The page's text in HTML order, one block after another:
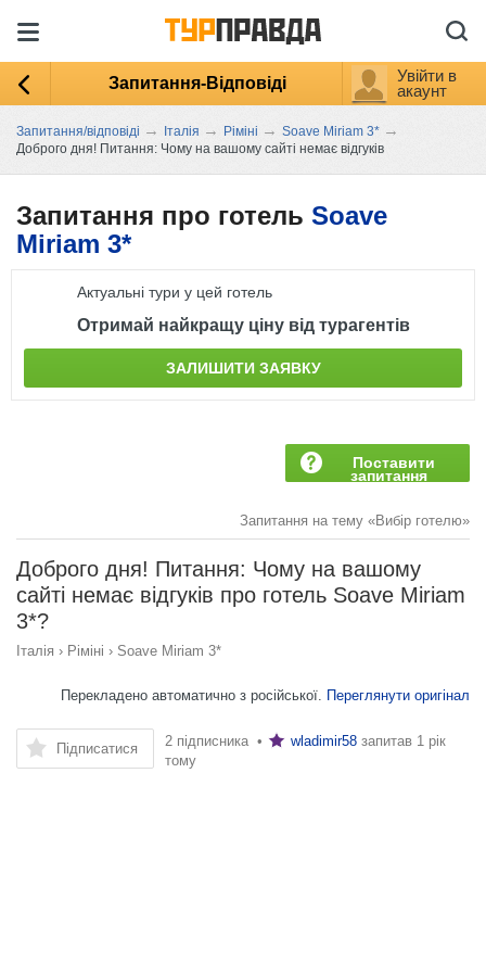
Запитання-Відповіді
Увійти в
акаунт
Запитання/відповіді → Італія → Ріміні → Soave Miriam 3* →
Доброго дня! Питання: Чому на вашому сайті немає відгуків
Запитання про готель Soave
Miriam 3*
Актуальні тури у цей готель
Отримай найкращу ціну від турагентів
ЗАЛИШИТИ ЗАЯВКУ
Поставити
запитання
Запитання на тему «Вибір готелю»
Доброго дня! Питання: Чому на вашому
сайті немає відгуків про готель Soave Miriam
3*?
Італія › Ріміні › Soave Miriam 3*
Перекладено автоматично з російської. Переглянути оригінал
Підписатися 2 підписника • wladimir58 запитав 1 рік
тому